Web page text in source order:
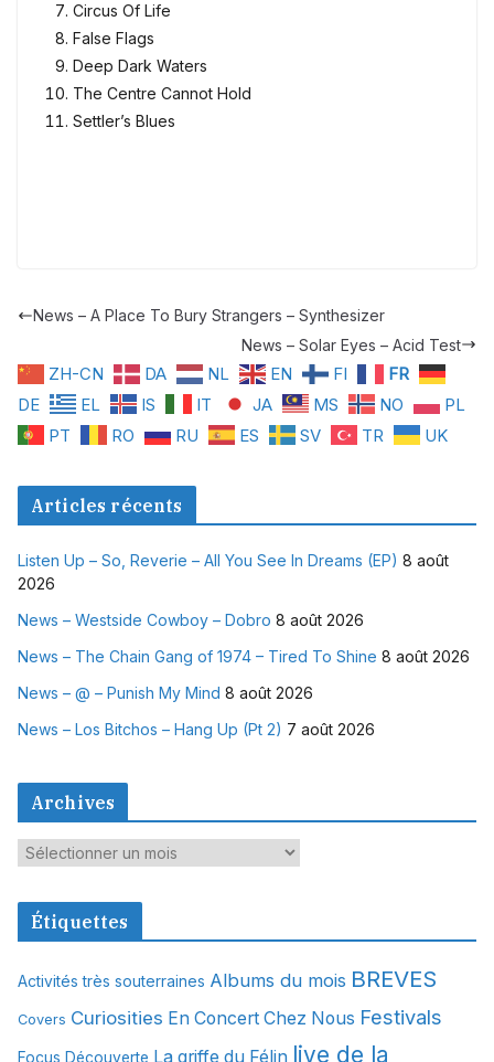
Circus Of Life
False Flags
Deep Dark Waters
The Centre Cannot Hold
Settler’s Blues
News – A Place To Bury Strangers – Synthesizer
News – Solar Eyes – Acid Test
ZH-CN DA NL EN FI
FR
DE
EL IS IT JA MS NO
PL
PT
RO RU ES SV TR UK
Articles récents
Listen Up – So, Reverie – All You See In Dreams (EP) 8 août
2026
News – Westside Cowboy – Dobro 8 août 2026
News – The Chain Gang of 1974 – Tired To Shine 8 août 2026
News – @ – Punish My Mind 8 août 2026
News – Los Bitchos – Hang Up (Pt 2) 7 août 2026
Archives
A
c
v
e
Étiquettes
Activités très souterraines Albums du mois BREVES
Covers Curiosities En Concert Chez Nous Festivals
Focus Découverte La griffe du Félin live de la